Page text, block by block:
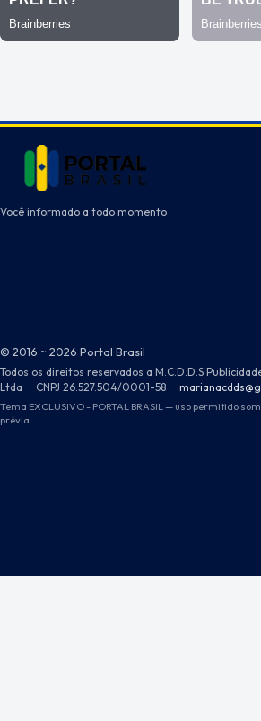
Você informado a todo momento
© 2016 ~ 2026 Portal Brasil
Todos os direitos reservados a M.C.D.D.S
Ltda · CNPJ 26.527.504/0001-58 ·
Tema EXCLUSIVO - PORTAL BRASIL — uso permitido
prévia.